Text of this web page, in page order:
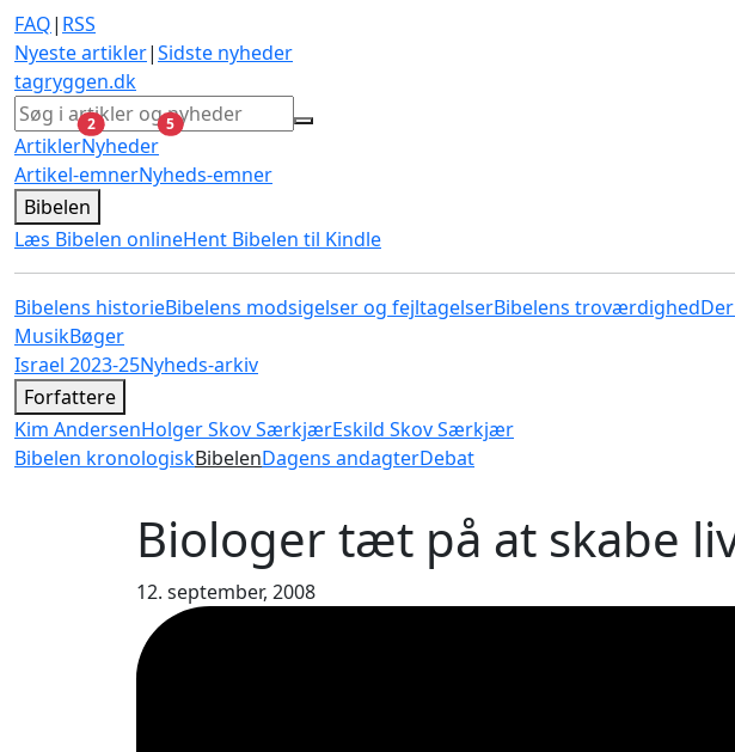
FAQ| RSS
Nyeste artikler|Sidste nyheder
tagryggen.dk
Artikler
2ulæste
Nyheder
5ulæste
Artikel-emnerNyheds-emner
Bibelen
Læs Bibelen onlineHent Bibelen til Kindle
Bibelens historieBibelens modsigelser og fejltagelserBibelens troværdighed
MusikBøger
Israel 2023-25Nyheds-arkiv
Forfattere
Kim AndersenHolger Skov SærkjærEskild Skov Særkjær
Bibelen kronologiskBibelenDagens andagterDebat
Biologer tæt på at skabe
12. september, 2008